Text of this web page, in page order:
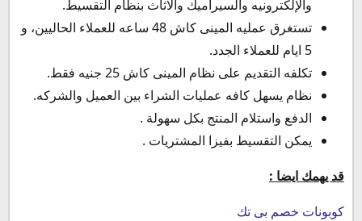
والإلكترونيه والسيراميك والاثاث بنظام التقسيط.
تستغرق عمليه المينى كاش 48 ساعه للعملاء الحاليين، و
5 ايام للعملاء الجدد.
تكلفه التقديم على نظام المينى كاش 25 جنيه فقط.
نظام يسهل كافه عمليات الشراء بين العميل والشركه.
الدفع واستلام المنتج بكل سهولة .
يمكن التقسيط بفيزا المشتريات .
قد يهمك ايضا :
كوبونات خصم بى تك